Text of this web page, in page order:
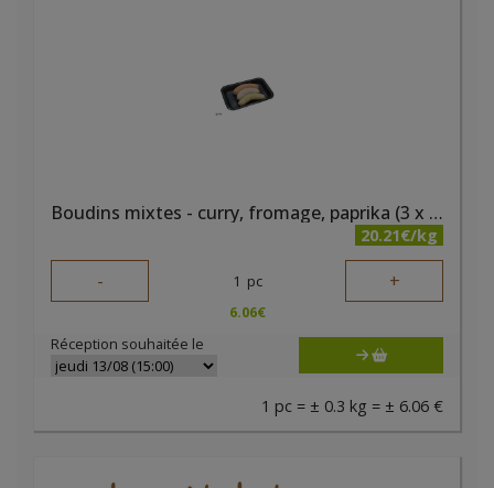
Boudins mixtes - curry, fromage, paprika (3 x 95 gr) bio PQA
20.21€/kg
- 1 pc +
6.06€
Réception souhaitée le
1 pc = ± 0.3 kg = ± 6.06 €